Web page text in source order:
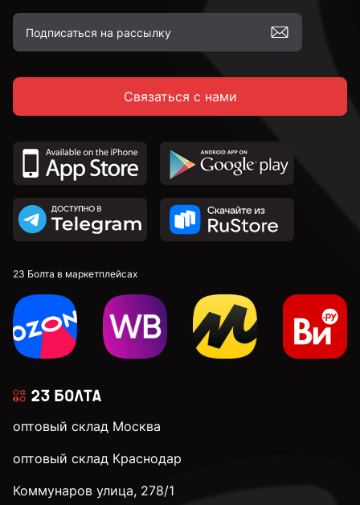
Связаться с нами
23 Болта в маркетплейсах
оптовый склад Москва
оптовый склад Краснодар
Коммунаров улица, 278/1